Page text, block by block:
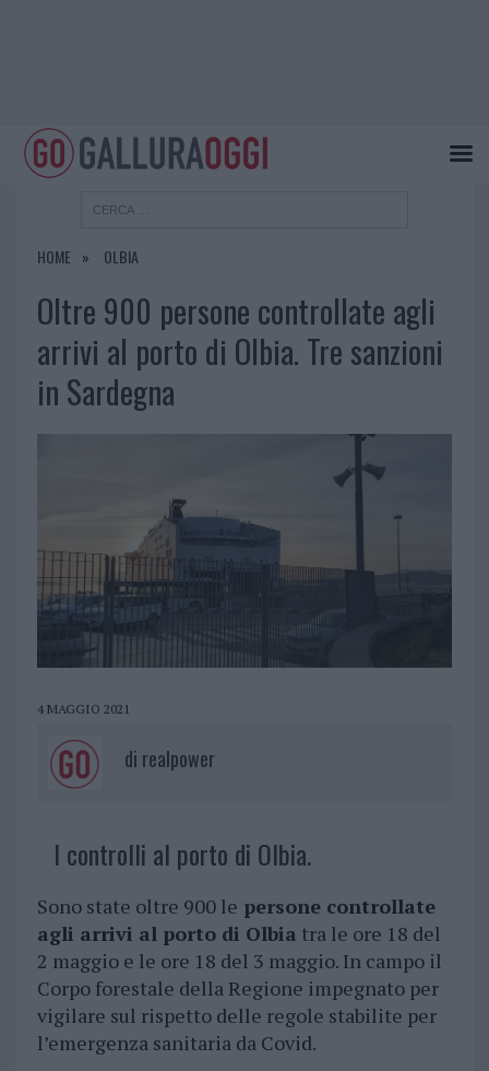
HOME OLBIA
Oltre 900 persone controllate agli
arrivi al porto di Olbia. Tre sanzioni
in Sardegna
4 MAGGIO 2021
di realpower
I controlli al porto di Olbia.
Sono state oltre 900 le persone controllate
agli arrivi al porto di Olbia tra le ore 18 del
2 maggio e le ore 18 del 3 maggio. In campo il
Corpo forestale della Regione impegnato per
vigilare sul rispetto delle regole stabilite per
l’emergenza sanitaria da Covid.